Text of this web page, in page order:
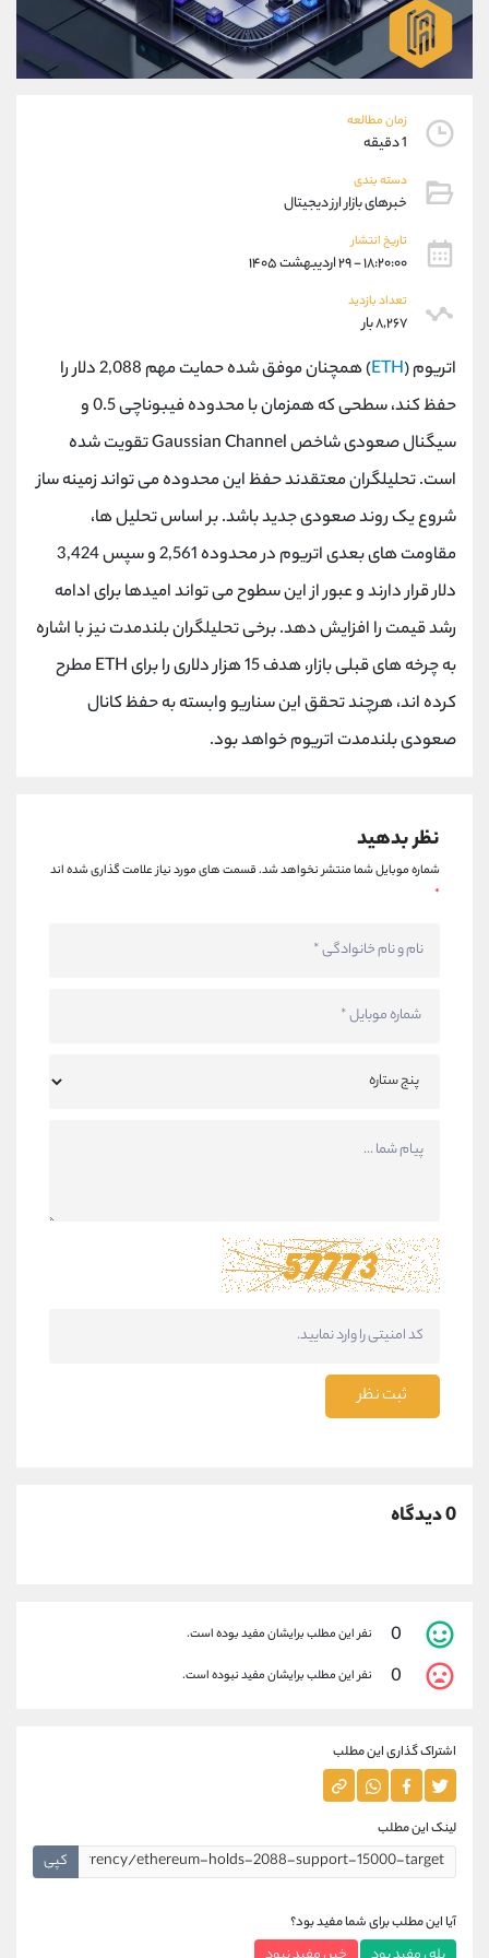
زمان مطالعه
1 دقیقه
دسته بندی
خبرهای بازار ارز دیجیتال
تاریخ انتشار
۱۸:۲۰:۰۰ - ۲۹ اردیبهشت ۱۴۰۵
تعداد بازدید
۸,۲۶۷ بار
اتریوم (ETH
) همچنان موفق شده حمایت مهم 2,088 دلار را
حفظ کند، سطحی که همزمان با محدوده فیبوناچی 0.5 و
سیگنال صعودی شاخص Gaussian Channel تقویت شده
است. تحلیلگران معتقدند حفظ این محدوده می تواند زمینه ساز
شروع یک روند صعودی جدید باشد. بر اساس تحلیل ها،
مقاومت های بعدی اتریوم در محدوده 2,561 و سپس 3,424
دلار قرار دارند و عبور از این سطوح می تواند امیدها برای ادامه
رشد قیمت را افزایش دهد. برخی تحلیلگران بلندمدت نیز با اشاره
به چرخه های قبلی بازار، هدف 15 هزار دلاری را برای ETH مطرح
کرده اند، هرچند تحقق این سناریو وابسته به حفظ کانال
صعودی بلندمدت اتریوم خواهد بود.
نظر بدهید
شماره موبایل شما منتشر نخواهد شد.قسمت های مورد نیاز علامت گذاری شده اند
*
ثبت نظر
0 دیدگاه
0 نفر این مطلب برایشان مفید بوده است.
0 نفر این مطلب برایشان مفید نبوده است.
اشتراک گذاری این مطلب
لینک این مطلب
کپی
آیا این مطلب برای شما مفید بود؟
09194198792
واتساپ شروع گفتگو
تلگرام @Armteam_admin_33
پشتیبان فروش
موبایل
واتساپ
تلگرام
داخلی
اطلاعات تماس
تلفن 021-22021030
بدون پیش شماره 90001030
اینستاگرام @alireza.mehrabii
@alirezamehrabi_com